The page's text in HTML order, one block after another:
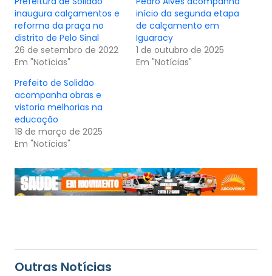
inaugura calçamentos e
reforma da praça no
distrito de Pelo Sinal
26 de setembro de 2022
Em "Notícias"
início da segunda etapa
de calçamento em
Iguaracy
1 de outubro de 2025
Em "Notícias"
Prefeito de Solidão
acompanha obras e
vistoria melhorias na
educação
18 de março de 2025
Em "Notícias"
Outras Notícias